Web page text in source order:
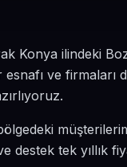
Konya ilindeki
ve firmaları
destek tek yıllık